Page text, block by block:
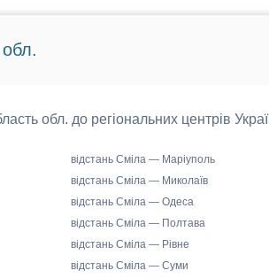
обл. до регіональних центрів
відстань Сміла — Маріуполь
відстань Сміла — Миколаїв
відстань Сміла — Одеса
відстань Сміла — Полтава
відстань Сміла — Рівне
відстань Сміла — Суми